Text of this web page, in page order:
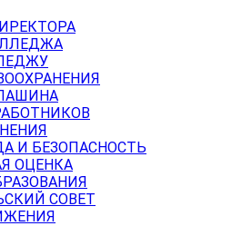
И БЕЗОПАСНОСТЬ
ОЦЕНКА
СОВЕТ